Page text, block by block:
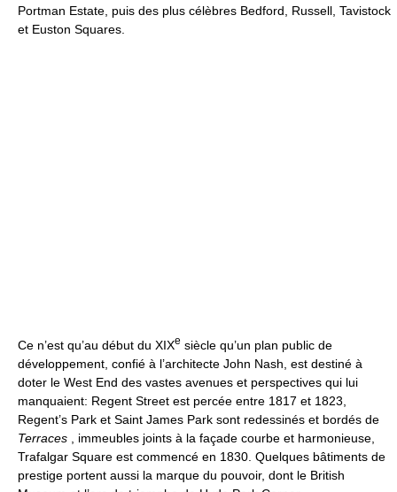
Portman Estate, puis des plus célèbres Bedford, Russell, Tavistock
et Euston Squares.
Ce n’est qu’au début du XIXe siècle qu’un plan public de
développement, confié à l’architecte John Nash, est destiné à
doter le West End des vastes avenues et perspectives qui lui
manquaient: Regent Street est percée entre 1817 et 1823,
Regent’s Park et Saint James Park sont redessinés et bordés de
Terraces , immeubles joints à la façade courbe et harmonieuse,
Trafalgar Square est commencé en 1830. Quelques bâtiments de
prestige portent aussi la marque du pouvoir, dont le British